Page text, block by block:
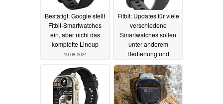
Bestätigt: Google stellt
Fitbit-Smartwatches
ein, aber nicht das
komplette Lineup
19.08.2024
Fitbit: Updates für viele
verschiedene
Smartwatches sollen
unter anderem
Bedienung und
verbessern24.07.2024